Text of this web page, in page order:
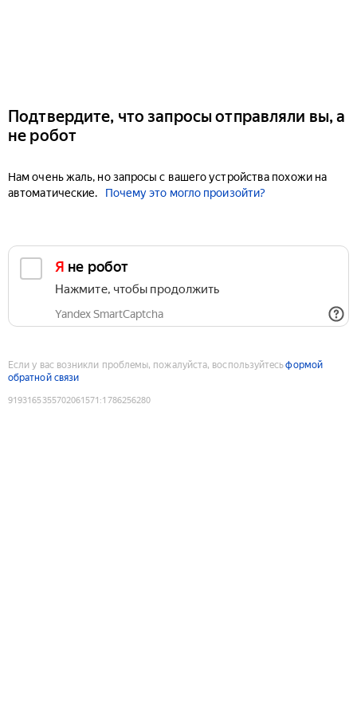
Подтвердите, что запросы отправляли вы, а
не робот
Нам очень жаль, но запросы с вашего устройства похожи на
автоматические.
Почему это могло произойти?
Я не робот
Нажмите, чтобы продолжить
Yandex SmartCaptcha
Если у вас возникли проблемы, пожалуйста, воспользуйтесьформой
обратной связи
9193165355702061571 :1786256280